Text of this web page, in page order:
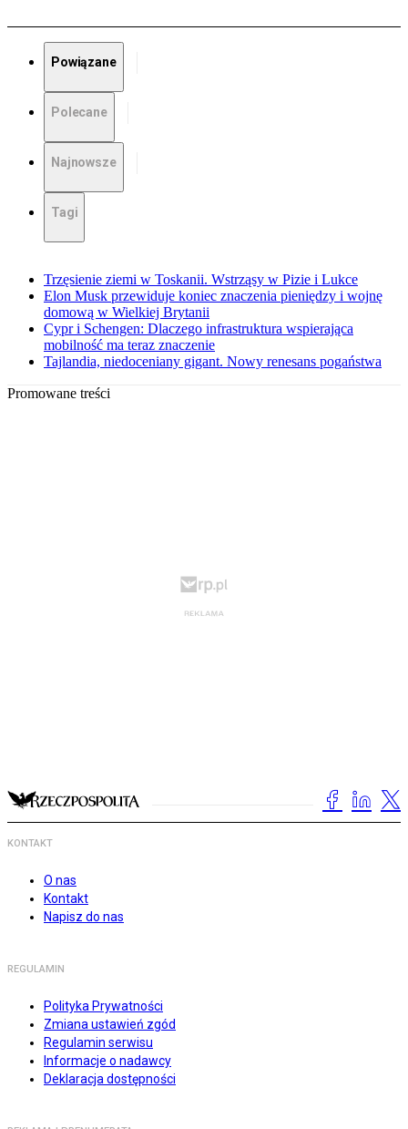
Powiązane
Polecane
Najnowsze
Tagi
Trzęsienie ziemi w Toskanii. Wstrząsy w Pizie i Lukce
Elon Musk przewiduje koniec znaczenia pieniędzy i wojnę
domową w Wielkiej Brytanii
Cypr i Schengen: Dlaczego infrastruktura wspierająca
mobilność ma teraz znaczenie
Tajlandia, niedoceniany gigant. Nowy renesans pogaństwa
Promowane treści
KONTAKT
O nas
Kontakt
Napisz do nas
REGULAMIN
Polityka Prywatności
Zmiana ustawień zgód
Regulamin serwisu
Informacje o nadawcy
Deklaracja dostępności